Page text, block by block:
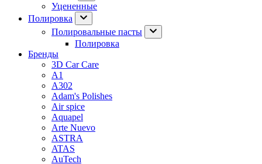
Уцененные
Полировка
Полировальные пасты
Полировка
Бренды
3D Car Care
A1
A302
Adam's Polishes
Air spice
Aquapel
Arte Nuevo
ASTRA
ATAS
AuTech